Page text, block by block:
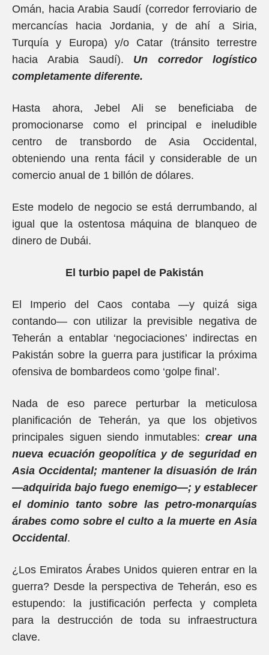
Omán, hacia Arabia Saudí (corredor ferroviario de
mercancías hacia Jordania, y de ahí a Siria,
Turquía y Europa) y/o Catar (tránsito terrestre
hacia Arabia Saudí). Un corredor logístico
completamente diferente.
Hasta ahora, Jebel Ali se beneficiaba de
promocionarse como el principal e ineludible
centro de transbordo de Asia Occidental,
obteniendo una renta fácil y considerable de un
comercio anual de 1 billón de dólares.
Este modelo de negocio se está derrumbando, al
igual que la ostentosa máquina de blanqueo de
dinero de Dubái.
El turbio papel de Pakistán
El Imperio del Caos contaba —y quizá siga
contando— con utilizar la previsible negativa de
Teherán a entablar ‘negociaciones’ indirectas en
Pakistán sobre la guerra para justificar la próxima
ofensiva de bombardeos como ‘golpe final’.
Nada de eso parece perturbar la meticulosa
planificación de Teherán, ya que los objetivos
principales siguen siendo inmutables:crear una
nueva ecuación geopolítica y de seguridad en
Asia Occidental; mantener la disuasión de Irán
—adquirida bajo fuego enemigo—; y establecer
el dominio tanto sobre las petro-monarquías
árabes como sobre el culto a la muerte en Asia
Occidental.
¿Los Emiratos Árabes Unidos quieren entrar en la
guerra? Desde la perspectiva de Teherán, eso es
estupendo: la justificación perfecta y completa
para la destrucción de toda su infraestructura
clave.